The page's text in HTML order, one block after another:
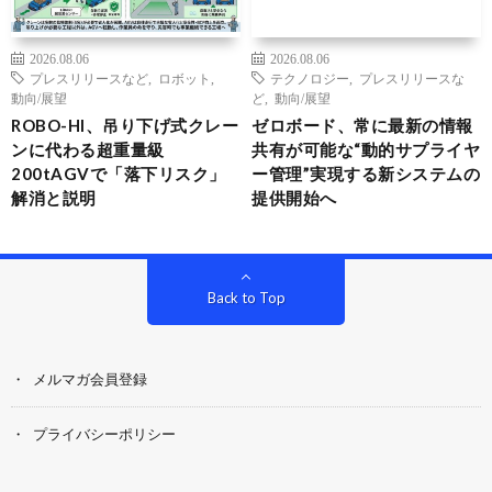
2026.08.06
プレスリリースなど
ロボット
動向/展望
ROBO-HI、吊り下げ式クレー
ンに代わる超重量級
200tAGVで「落下リスク」
解消と説明
2026.08.06
テクノロジー
プレスリリースな
ど
動向/展望
ゼロボード、常に最新の情報
共有が可能な“動的サプライヤ
ー管理”実現する新システムの
提供開始へ
Back to Top
メルマガ会員登録
プライバシーポリシー